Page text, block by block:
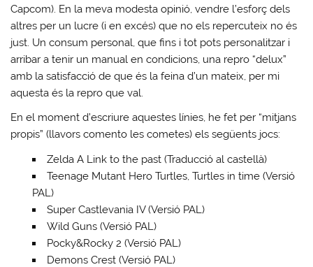
Capcom). En la meva modesta opinió, vendre l’esforç dels
altres per un lucre (i en excés) que no els repercuteix no és
just. Un consum personal, que fins i tot pots personalitzar i
arribar a tenir un manual en condicions, una repro “delux”
amb la satisfacció de que és la feina d’un mateix, per mi
aquesta és la repro que val.
En el moment d’escriure aquestes línies, he fet per “mitjans
propis” (llavors comento les cometes) els següents jocs:
Zelda A Link to the past (Traducció al castellà)
Teenage Mutant Hero Turtles, Turtles in time (Versió
PAL)
Super Castlevania IV (Versió PAL)
Wild Guns (Versió PAL)
Pocky&Rocky 2 (Versió PAL)
Demons Crest (Versió PAL)